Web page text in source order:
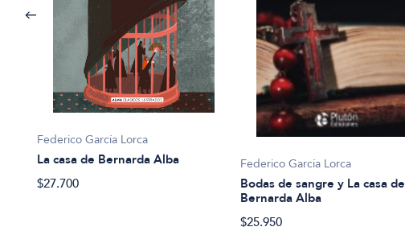
Federico García Lorca
La casa de Bernarda Alba
$27.700
Federico García Lorca
Bodas de sangre y La casa de
Bernarda Alba
$25.950